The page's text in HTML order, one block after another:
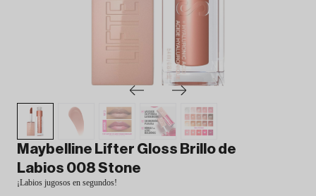
Maybelline Lifter Gloss Brillo de
Labios 008 Stone
¡Labios jugosos en segundos!